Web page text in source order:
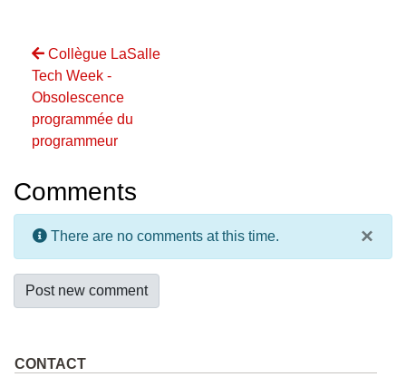
Collègue LaSalle
Tech Week -
Obsolescence
programmée du
programmeur
Comments
×
There are no comments at this time.
Post new comment
CONTACT